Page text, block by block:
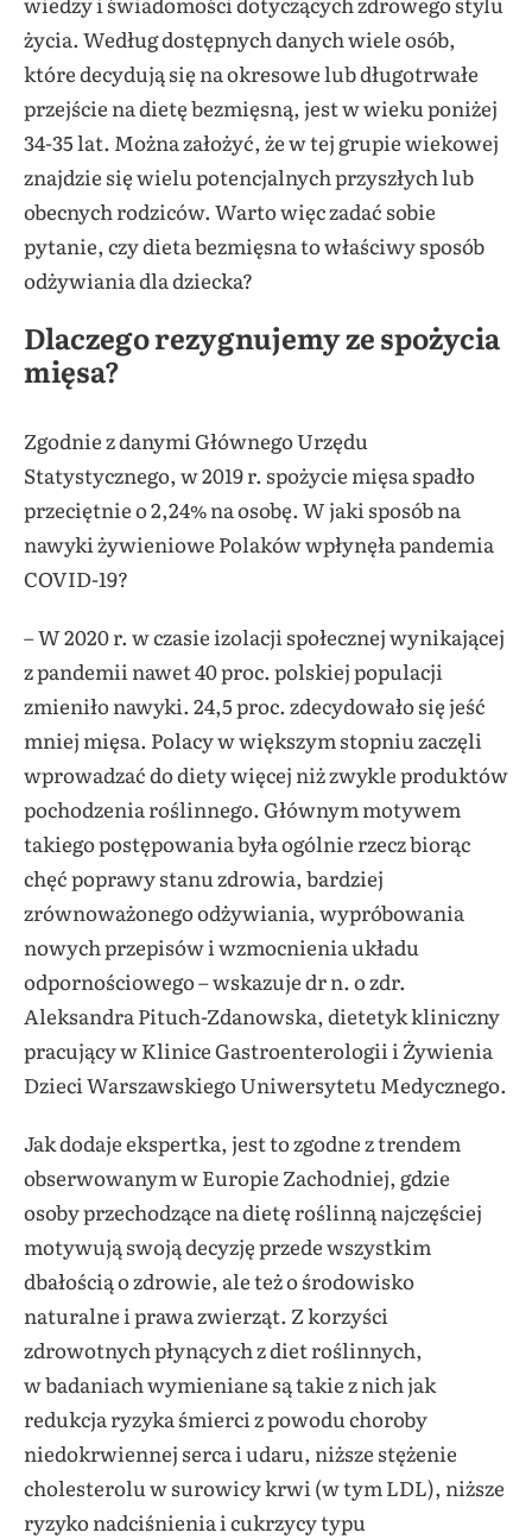
życia. Według dostępnych danych wiele osób,
które decydują się na okresowe lub długotrwałe
przejście na dietę bezmięsną, jest w wieku poniżej
34-35 lat. Można założyć, że w tej grupie wiekowej
znajdzie się wielu potencjalnych przyszłych lub
obecnych rodziców. Warto więc zadać sobie
pytanie, czy dieta bezmięsna to właściwy sposób
odżywiania dla dziecka?
Dlaczego rezygnujemy ze spożycia
mięsa?
Zgodnie z danymi Głównego Urzędu
Statystycznego, w 2019 r. spożycie mięsa spadło
przeciętnie o 2,24% na osobę. W jaki sposób na
nawyki żywieniowe Polaków wpłynęła pandemia
COVID-19?
– W 2020 r. w czasie izolacji społecznej wynikającej
z pandemii nawet 40 proc. polskiej populacji
zmieniło nawyki. 24,5 proc. zdecydowało się jeść
mniej mięsa. Polacy w większym stopniu zaczęli
wprowadzać do diety więcej niż zwykle produktów
pochodzenia roślinnego. Głównym motywem
takiego postępowania była ogólnie rzecz biorąc
chęć poprawy stanu zdrowia, bardziej
zrównoważonego odżywiania, wypróbowania
nowych przepisów i wzmocnienia układu
odpornościowego – wskazuje dr n. o zdr.
Aleksandra Pituch-Zdanowska, dietetyk kliniczny
pracujący w Klinice Gastroenterologii i Żywienia
Dzieci Warszawskiego Uniwersytetu Medycznego.
Jak dodaje ekspertka, jest to zgodne z trendem
obserwowanym w Europie Zachodniej, gdzie
osoby przechodzące na dietę roślinną najczęściej
motywują swoją decyzję przede wszystkim
dbałością o zdrowie, ale też o środowisko
naturalne i prawa zwierząt. Z korzyści
zdrowotnych płynących z diet roślinnych,
w badaniach wymieniane są takie z nich jak
redukcja ryzyka śmierci z powodu choroby
niedokrwiennej serca i udaru, niższe stężenie
cholesterolu w surowicy krwi (w tym LDL), niższe
ryzyko nadciśnienia i cukrzycy typu